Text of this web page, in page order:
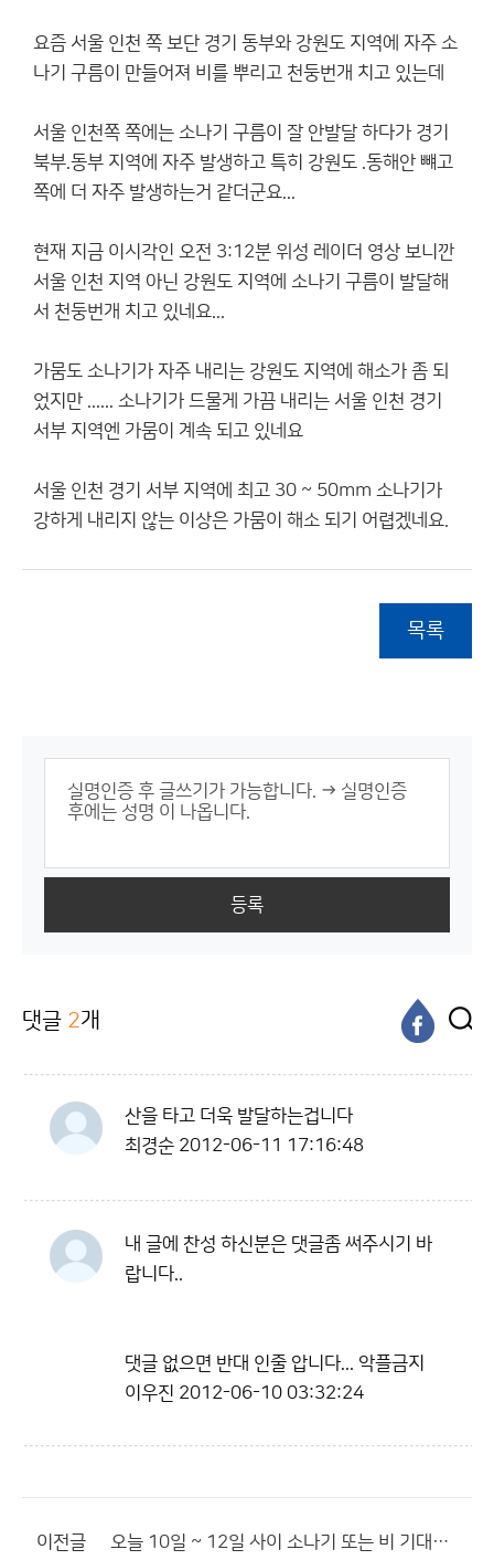
요즘 서울 인천 쪽 보단 경기 동부와 강원도 지역에 자주 소
나기 구름이 만들어져 비를 뿌리고 천둥번개 치고 있는데
서울 인천쪽 쪽에는 소나기 구름이 잘 안발달 하다가 경기
북부.동부 지역에 자주 발생하고 특히 강원도 .동해안 뺴고
쪽에 더 자주 발생하는거 같더군요...
현재 지금 이시각인 오전 3:12분 위성 레이더 영상 보니깐
서울 인천 지역 아닌 강원도 지역에 소나기 구름이 발달해
서 천둥번개 치고 있네요...
가뭄도 소나기가 자주 내리는 강원도 지역에 해소가 좀 되
었지만 ...... 소나기가 드물게 가끔 내리는 서울 인천 경기
서부 지역엔 가뭄이 계속 되고 있네요
서울 인천 경기 서부 지역에 최고 30 ~ 50mm 소나기가
강하게 내리지 않는 이상은 가뭄이 해소 되기 어렵겠네요.
목록
등록
댓글 2개
산을 타고 더욱 발달하는겁니다
최경순 2012-06-11 17:16:48
내 글에 찬성 하신분은 댓글좀 써주시기 바
랍니다..
댓글 없으면 반대 인줄 압니다... 악플금지
이우진 2012-06-10 03:32:24
이전글 오늘 10일 ~ 12일 사이 소나기 또는 비 기대해봅니다...